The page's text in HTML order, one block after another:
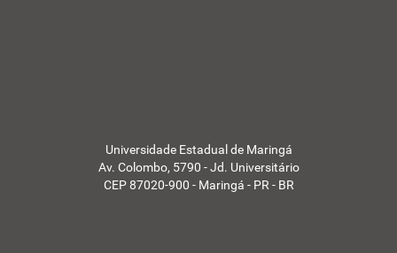
Universidade Estadual de Maringá
Av. Colombo, 5790 - Jd. Universitário
CEP 87020-900 - Maringá - PR - BR